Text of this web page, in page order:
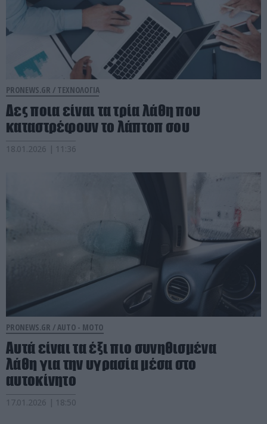
PRONEWS.GR / ΤΕΧΝΟΛΟΓΙΑ
Δες ποια είναι τα τρία λάθη που
καταστρέφουν το λάπτοπ σου
18.01.2026 | 11:36
PRONEWS.GR /AUTO - MOTO
Αυτά είναι τα έξι πιο συνηθισμένα
λάθη για την υγρασία μέσα στο
αυτοκίνητο
17.01.2026 | 18:50